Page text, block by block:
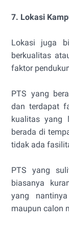
7. Lokasi
Lokasi juga
berkualitas
faktor
PTS yang
dan terdapat
kualitas yang
berada di
tidak ada
PTS yang
biasanya
yang
maupun calon